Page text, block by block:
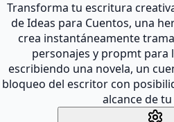
Transforma tu escritura
de Ideas para Cuentos, una
crea instantáneamente
personajes y propmt para
escribiendo una novela, un
bloqueo del escritor con
alcance de